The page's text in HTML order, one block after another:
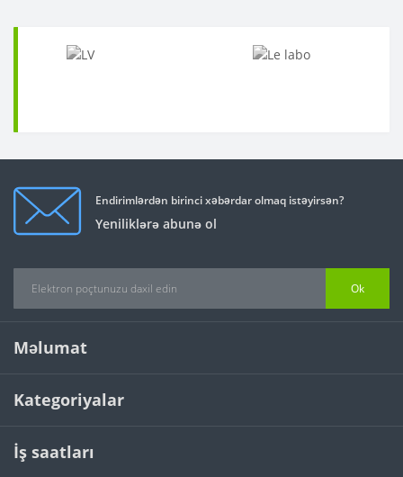
Endirimlərdən birinci xəbərdar olmaq istəyirsən?
Yeniliklərə abunə ol
Ok
Məlumat
Kategoriyalar
İş saatları